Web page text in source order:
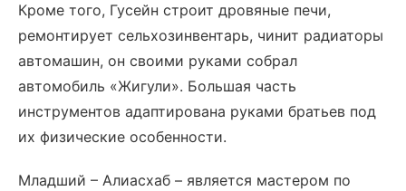
Кроме того, Гусейн строит дровяные печи,
ремонтирует сельхозинвентарь, чинит радиаторы
автомашин, он своими руками собрал
автомобиль «Жигули». Большая часть
инструментов адаптирована руками братьев под
их физические особенности.
Младший – Алиасхаб – является мастером по